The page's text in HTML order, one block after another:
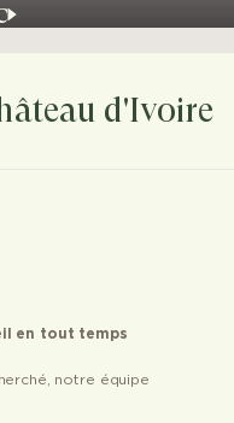
d'Ivoire
en tout temps
notre équipe